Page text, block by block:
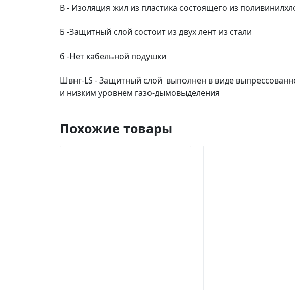
В - Изоляция жил из пластика состоящего из
Б -Защитный слой состоит из двух лент из стали
б -Нет кабельной подушки
Швнг-LS - Защитный слой выполнен в виде
и низким уровнем газо-дымовыделения
Похожие товары